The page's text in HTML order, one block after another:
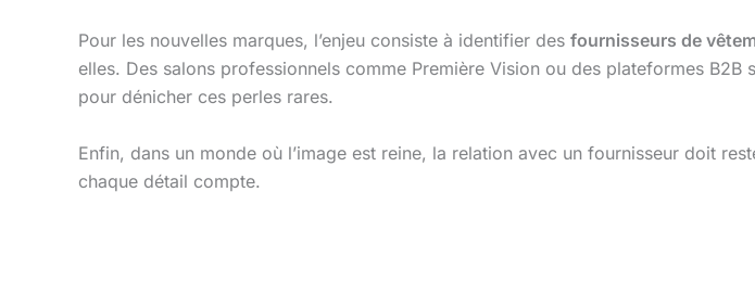
Pour les nouvelles marques, l’enjeu consiste à identifier des fournisseurs de
elles. Des salons professionnels comme Première Vision ou des plateformes
pour dénicher ces perles rares.
Enfin, dans un monde où l’image est reine, la relation avec un fournisseur doit
chaque détail compte.